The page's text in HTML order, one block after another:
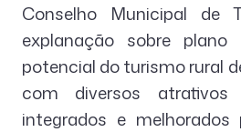
Conselho Municipal de
explanação sobre
potencial do turismo rural
com diversos
integrados e